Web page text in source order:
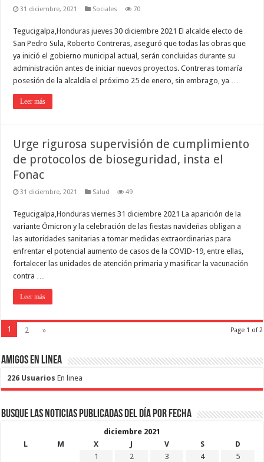
31 diciembre, 2021 Sociales 70
Tegucigalpa,Honduras jueves 30 diciembre 2021 El alcalde electo de
San Pedro Sula, Roberto Contreras, aseguró que todas las obras que
ya inició el gobierno municipal actual, serán concluidas durante su
administración antes de iniciar nuevos proyectos. Contreras tomaría
posesión de la alcaldía el próximo 25 de enero, sin embrago, ya …
Leer más
Urge rigurosa supervisión de cumplimiento
de protocolos de bioseguridad, insta el
Fonac
31 diciembre, 2021 Salud 49
Tegucigalpa,Honduras viernes 31 diciembre 2021 La aparición de la
variante Ómicron y la celebración de las fiestas navideñas obligan a
las autoridades sanitarias a tomar medidas extraordinarias para
enfrentar el potencial aumento de casos de la COVID-19, entre ellas,
fortalecer las unidades de atención primaria y masificar la vacunación
contra …
Leer más
Page 1 of 2
1 2 »
Amigos en Linea
226 Usuarios En linea
Busque las noticias publicadas del día por fecha
diciembre 2021
L
M X J V S
D
1
2 3 4
5